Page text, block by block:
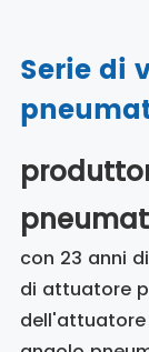
Serie di
con 23 anni
di attuatore
dell'attuatore